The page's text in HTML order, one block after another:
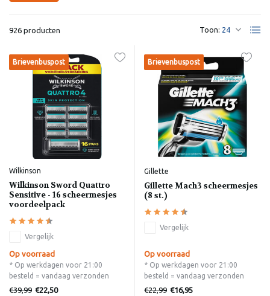
926 producten Toon:
Brievenbuspost
Wilkinson
Wilkinson Sword Quattro
Sensitive - 16 scheermesjes
voordeelpack
Vergelijk
Op voorraad
* Op werkdagen voor 21:00
besteld = vandaag verzonden
€39,99 €22,50
Brievenbuspost
Gillette
Gillette Mach3 scheermesjes
(8 st.)
Vergelijk
Op voorraad
* Op werkdagen voor 21:00
besteld = vandaag verzonden
€22,99 €16,95